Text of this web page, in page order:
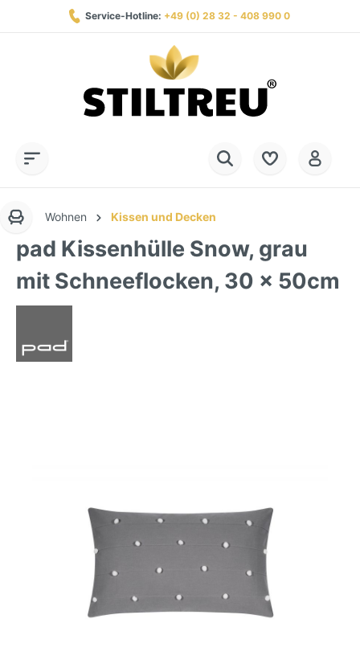
Flexibel in kleinen Raten bezahlen
Service-Hotline: +49 (0) 28 32 - 408 990 0
Dauerhaft hohe Warenverfügbarkeit
SSL-verschlüsselt online einkaufen
Wohnen Kissen und Decken
pad Kissenhülle Snow, grau
mit Schneeflocken, 30 x 50cm